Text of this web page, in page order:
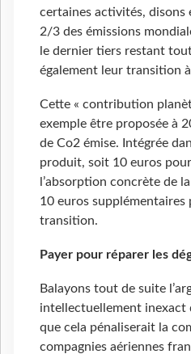
certaines activités, disons
2/3 des émissions
le dernier tiers restant
également leur transition
Cette « contribution
exemple être proposée à
de Co2 émise. Intégrée
produit, soit 10 euros
l’absorption concrète de
10 euros supplémentaires
transition.
Payer pour réparer les
Balayons tout de suite
intellectuellement inexact
que cela pénaliserait la
compagnies aériennes